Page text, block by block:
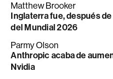
Matthew Brooker
Inglaterra fue, después
del Mundial 2026
Parmy Olson
Anthropic acaba de
Nvidia